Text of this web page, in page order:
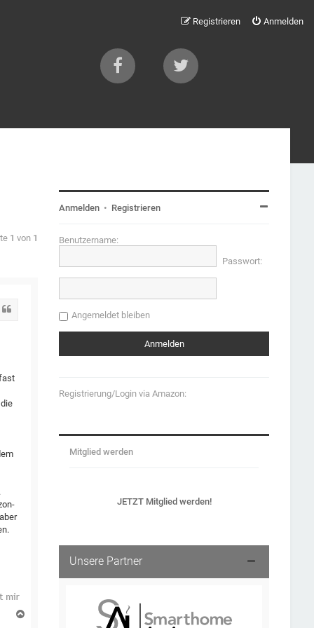
Anmelden
Registrieren
1 von 1
Anmelden • Registrieren
Benutzername:
Passwort:
Angemeldet bleiben
Registrierung/Login via Amazon:
Mitglied werden
JETZT Mitglied werden!
Unsere Partner